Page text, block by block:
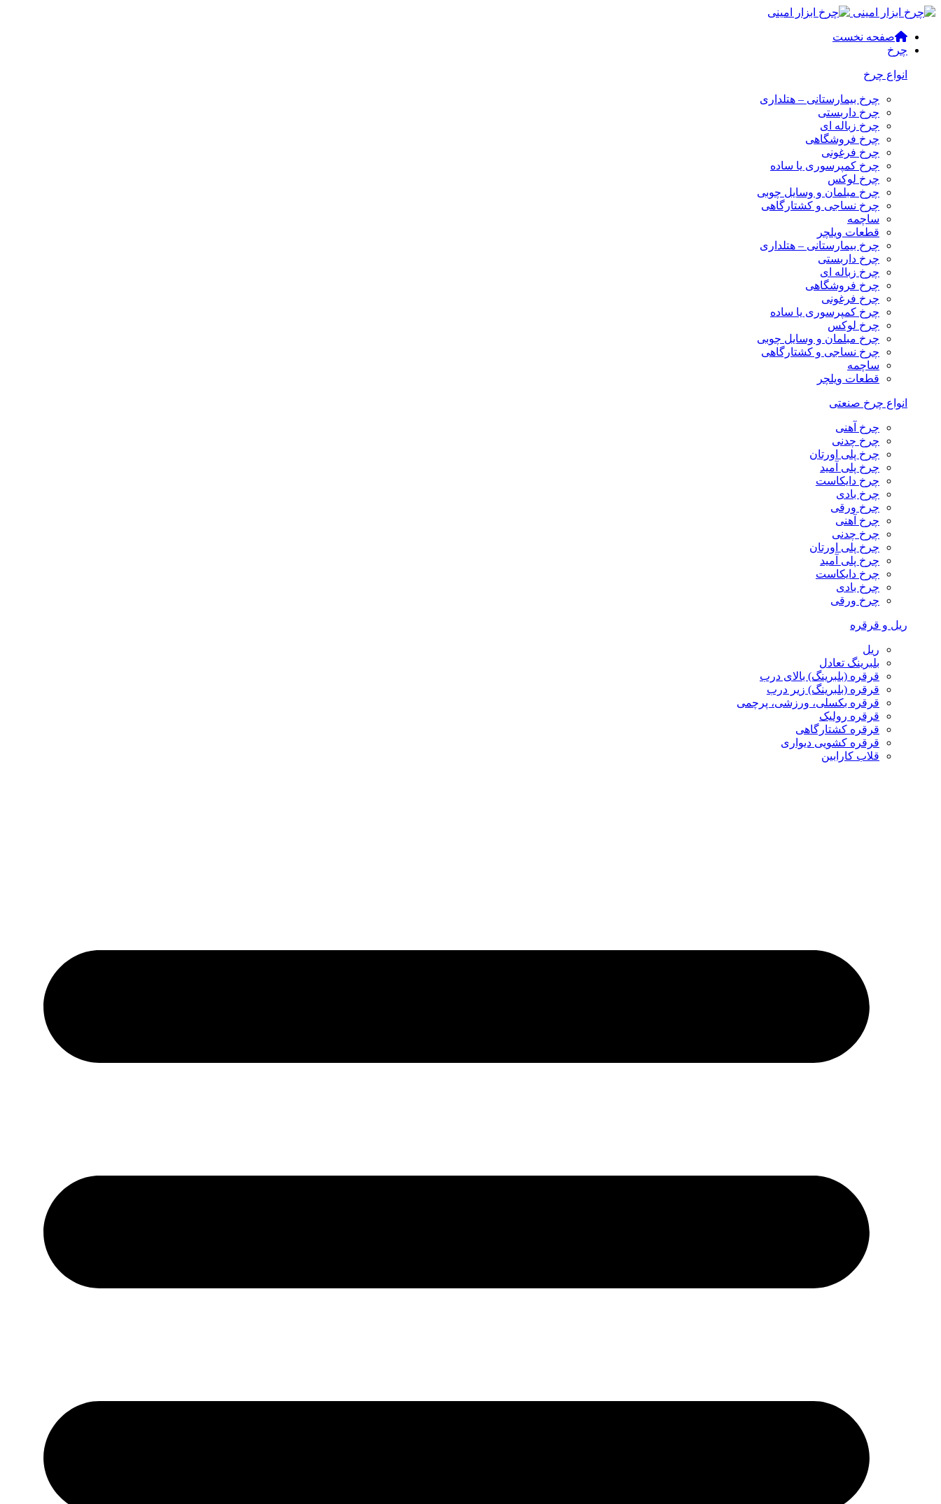
صفحه نخست
چرخ
انواع چرخ
چرخ بیمارستانی – هتلداری
چرخ داربستی
چرخ زباله ای
چرخ فروشگاهی
چرخ فرغونی
چرخ کمپرسوری یا ساده
چرخ لوکس
چرخ مبلمان و وسایل چوبی
چرخ نساجی و کشتارگاهی
ساچمه
قطعات ویلچر
چرخ بیمارستانی – هتلداری
چرخ داربستی
چرخ زباله ای
چرخ فروشگاهی
چرخ فرغونی
چرخ کمپرسوری یا ساده
چرخ لوکس
چرخ مبلمان و وسایل چوبی
چرخ نساجی و کشتارگاهی
ساچمه
قطعات ویلچر
انواع چرخ صنعتی
چرخ آهنی
چرخ چدنی
چرخ پلی اورتان
چرخ پلی آمید
چرخ دایکاست
چرخ بادی
چرخ ورقی
چرخ آهنی
چرخ چدنی
چرخ پلی اورتان
چرخ پلی آمید
چرخ دایکاست
چرخ بادی
چرخ ورقی
ریل و قرقره
ریل
بلبرینگ تعادل
قرقره (بلبرینگ) بالای درب
قرقره (بلبرینگ) زیر درب
قرقره بکسلی، ورزشی، پرچمی
قرقره رولیک
قرقره کشتارگاهی
قرقره کشویی دیواری
قلاب کارابین